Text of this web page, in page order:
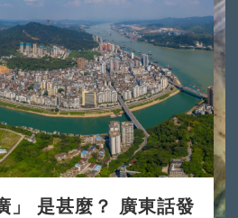
」 是甚麼？ 廣東話發